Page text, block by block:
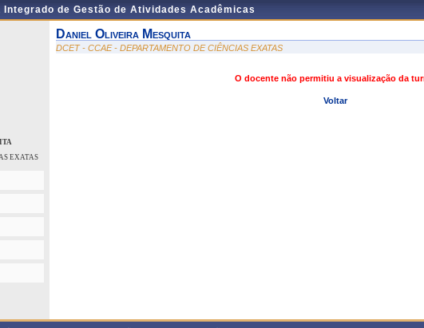
Integrado de Gestão de Atividades Acadêmicas
EXATAS
Daniel Oliveira Mesquita
DCET - CCAE - DEPARTAMENTO DE CIÊNCIAS EXATAS
O docente não permitiu a visualização da
Voltar